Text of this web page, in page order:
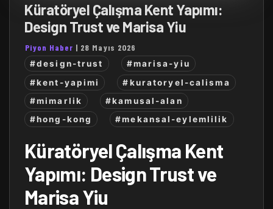
Küratöryel Çalışma Kent Yapımı:
Design Trust ve Marisa Yiu
Piyon Haber | 28 Mayıs 2026
#design-trust
#marisa-yiu
#kent-yapimi
#kuratoryel-calisma
#mimarlik
#kamusal-alan
#hong-kong
#mekansal-eylemlilik
Küratöryel Çalışma Kent
Yapımı: Design Trust ve
Marisa Yiu